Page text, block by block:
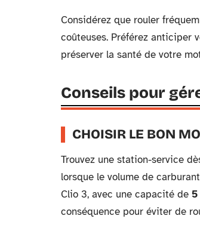
Considérez que rouler
coûteuses. Préférez anticiper
préserver la santé de votre
Conseils pour
CHOISIR LE BON
Trouvez une station-service
lorsque le volume de
Clio 3, avec une capacité de 5
conséquence pour éviter de